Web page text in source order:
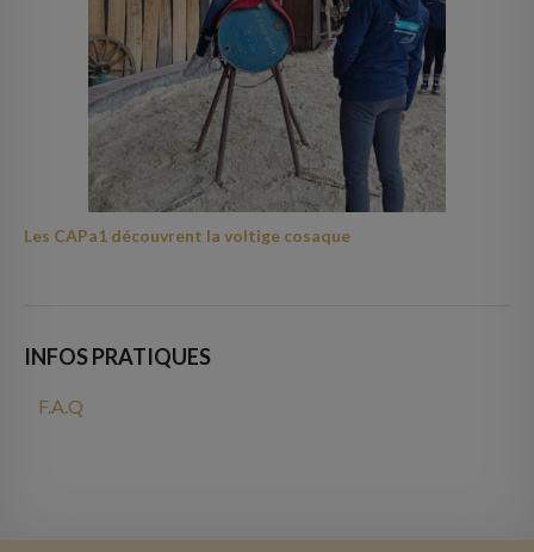
Les CAPa1 découvrent la voltige cosaque
INFOS PRATIQUES
F.A.Q